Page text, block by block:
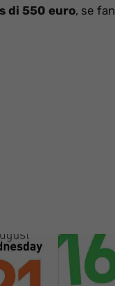
di 550 euro, se